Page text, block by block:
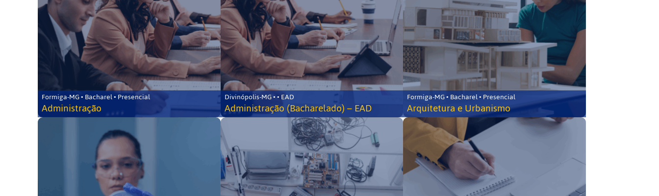
Formiga-MG • Bacharel • Presencial
Administração
Divinópolis-MG • • EAD
Administração (Bacharelado) – EAD
Formiga-MG • Bacharel • Presencial
Arquitetura e Urbanismo